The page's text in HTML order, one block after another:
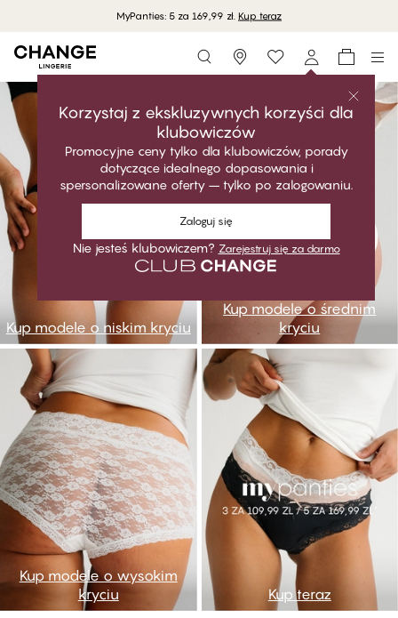
MyPanties: 5 za 169,99 zł. Kup teraz
Storefinder
Korzystaj z ekskluzywnych korzyści dla
klubowiczów
Promocyjne ceny tylko dla klubowiczów, porady
dotyczące idealnego dopasowania i
spersonalizowane oferty – tylko po zalogowaniu.
Zaloguj się
Nie jesteś klubowiczem? Zarejestruj się za darmo
go1
Kup modele o niskim kryciu
Kup modele o średnim
kryciu
Kup modele o wysokim
kryciu
go4
Kup teraz